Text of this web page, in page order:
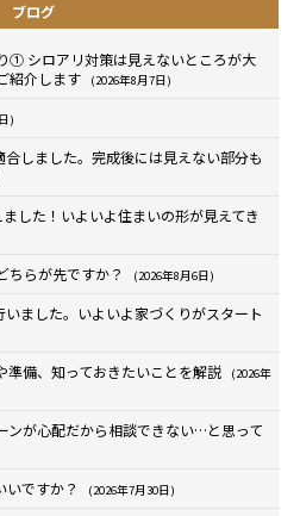
ブログ
① シロアリ対策は見えないところが大
紹介します
(2026年8月7日)
)
合しました。完成後には見えない部分も
した！いよいよ住まいの形が見えてき
ちらが先ですか？ (2026年8月6日)
いました。いよいよ家づくりがスタート
準備、知っておきたいことを解説
(2026年
ンが心配だから相談できない…と思って
いですか？ (2026年7月30日)